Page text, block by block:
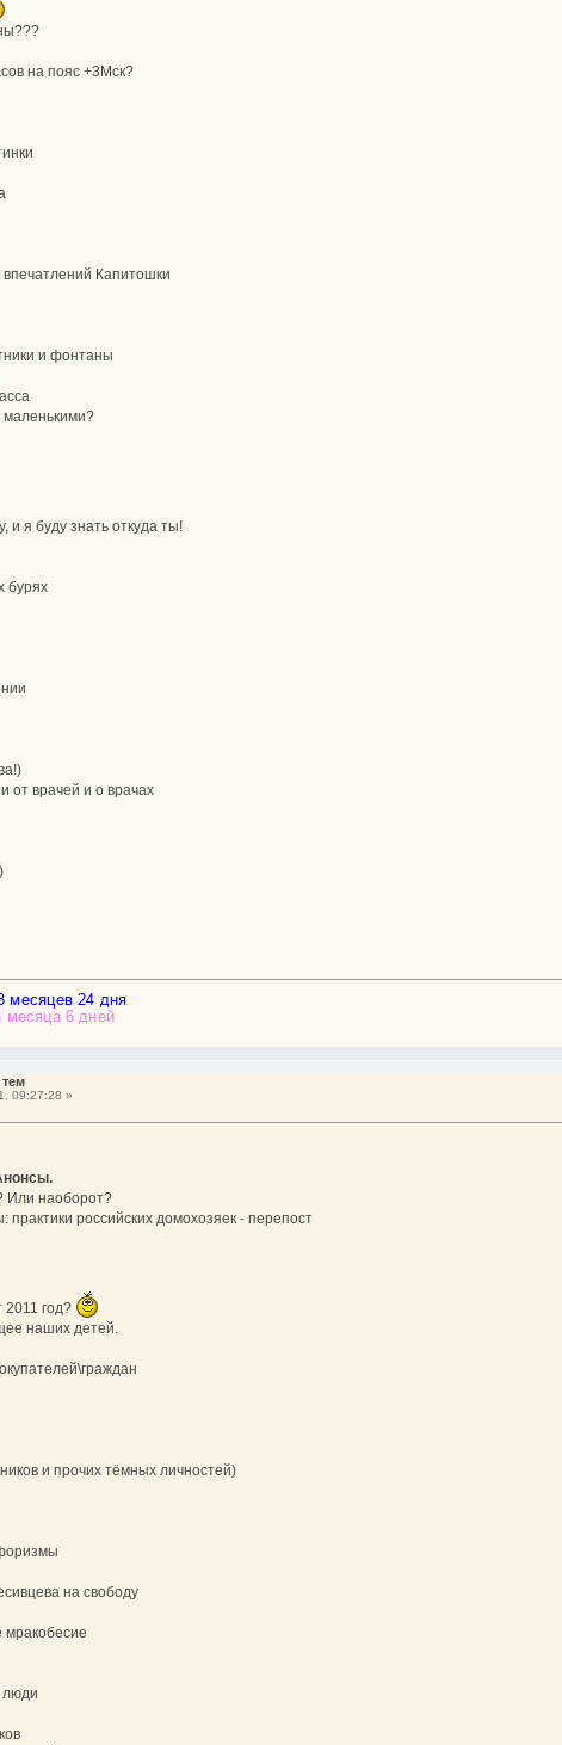
на пояс +3Мск?
Капитошки
и фонтаны
маленькими?
я буду знать откуда ты!
бурях
от врачей и о врачах
09:27:28 »
Или наоборот?
практики российских домохозяек - перепост
2011 год?
наших детей.
и прочих тёмных личностей)
на свободу
мракобесие
люди